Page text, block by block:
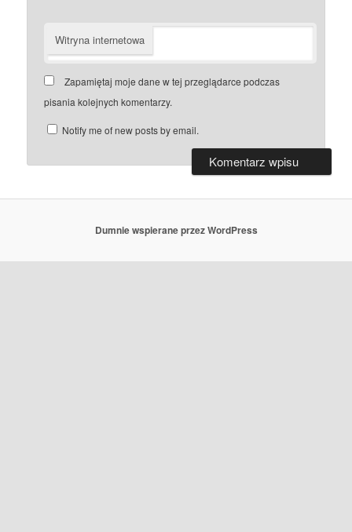
Witryna internetowa
Zapamiętaj moje dane w tej przeglądarce podczas
pisania kolejnych komentarzy.
Notify me of new posts by email.
Dumnie wspierane przez WordPress